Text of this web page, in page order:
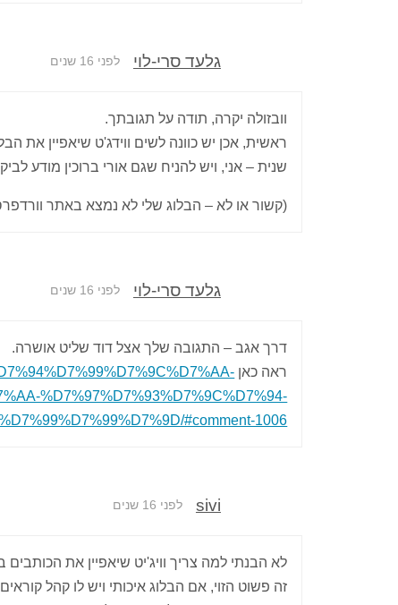
גלעד סרי-לוי לפני 16 שנים
וובזולה יקרה, תודה על תגובתך.
ראשית, אכן יש כוונה לשים ווידג'ט שיאפיין את
שנית – אני, ויש להניח שגם אורי ברוכין מודע
(קשור או לא – הבלוג שלי לא נמצא באתר
גלעד סרי-לוי לפני 16 שנים
דרך אגב – התגובה שלך אצל דוד שליט אושרה.
ראה כאן
%D7%97%D7%93%D7%9C%D7%94-
#comment-1006
sivi לפני 16 שנים
לא הבנתי למה צריך וויג'יט שיאפיין את
זה פשוט הזוי, אם הבלוג איכותי ויש לו קהל